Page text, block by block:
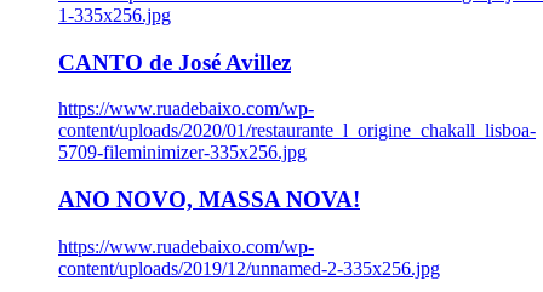
1-335x256.jpg
CANTO de José Avillez
https://www.ruadebaixo.com/wp-
content/uploads/2020/01/restaurante_l_origine_chakall_lisboa-
5709-fileminimizer-335x256.jpg
ANO NOVO, MASSA NOVA!
https://www.ruadebaixo.com/wp-
content/uploads/2019/12/unnamed-2-335x256.jpg